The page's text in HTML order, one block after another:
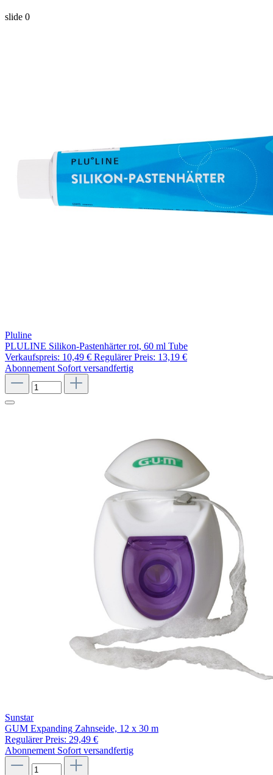
slide 0
Pluline
PLULINE Silikon-Pastenhärter rot, 60 ml Tube
Verkaufspreis: 10,49 € Regulärer Preis: 13,19 €
Abonnement Sofort versandfertig
Sunstar
GUM Expanding Zahnseide, 12 x 30 m
Regulärer Preis: 29,49 €
Abonnement Sofort versandfertig